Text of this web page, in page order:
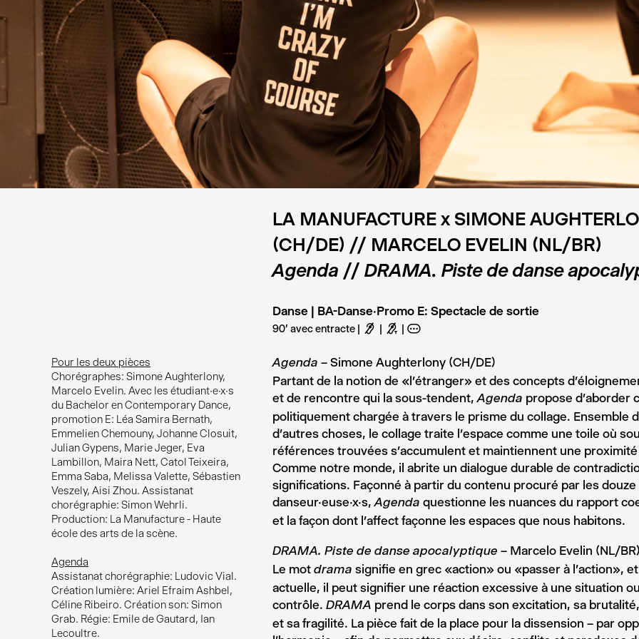
LA MANUFACTURE x SIMONE
(CH/DE) // MARCELO EVELIN (NL/BR)
Agenda // DRAMA. Piste de danse
Danse | BA-Danse·Promo E: Spectacle de sortie
90' avec entracte F G A
Pour les deux pièces
Chorégraphes: Simone Aughterlony,
Marcelo Evelin. Avec les étudiant·e·x·s
du Bachelor en Contemporary Dance,
promotion E: Léa Samira Bernath,
Emmelien Chemouny, Johanne Closuit,
Julian Gypens, Marie Jeger, Eva
Lambillon, Maira Nett, Catol Teixeira,
Emma Saba, Melissa Valette, Sébastien
Veszely, Aisi Zhou. Assistanat
chorégraphie: Simon Wehrli.
Production: La Manufacture - Haute
école des arts de la scène.
Agenda
Assistanat chorégraphie: Ludovic Vial.
Création lumière: Ariel Efraim Ashbel,
Céline Ribeiro. Création son: Simon
Grab. Régie: Emile de Gautard, Ian
Lecoultre.
Agenda – Simone Aughterlony (CH/DE)
Partant de la notion de «l’étranger» et des concepts
et de rencontre qui la sous-tendent,Agenda propose d’aborder
politiquement chargée à travers le prisme du collage. Ensemble
d’autres choses, le collage traite l’espace comme une toile où
références trouvées s’accumulent et maintiennent une
Comme notre monde, il abrite un dialogue durable de
significations. Façonné à partir du contenu procuré par les douze
danseur·euse·x·s,Agenda questionne les nuances du rapport
et la façon dont l’affect façonne les espaces que nous habitons.
DRAMA. Piste de danse apocalyptique – Marcelo Evelin (NL/BR)
Le mot drama signifie en grec «action» ou «passer à l’action»,
actuelle, il peut signifier une réaction excessive à une situation
contrôle. DRAMA prend le corps dans son excitation, sa
et sa fragilité. La pièce fait de la place pour la dissension – par